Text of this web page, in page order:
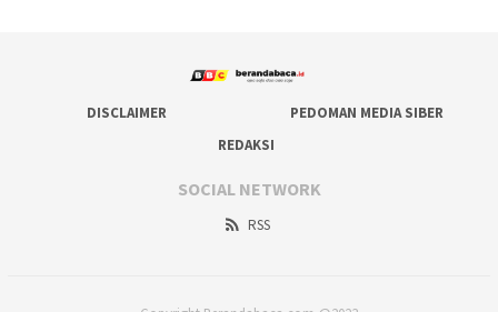
DISCLAIMER
PEDOMAN MEDIA SIBER
REDAKSI
SOCIAL NETWORK
RSS